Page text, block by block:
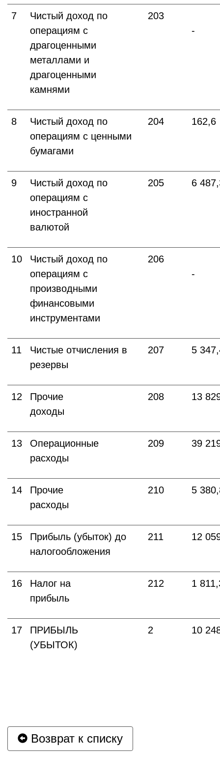
7
Чистый доход по
операциям с
драгоценными
металлами и
драгоценными
камнями
203
-
8
Чистый доход по
операциям с ценными
бумагами
204 162,6
9
Чистый доход по
операциям с
иностранной
валютой
205 6
10
Чистый доход по
операциям с
производными
финансовыми
инструментами
206
-
11
Чистые отчисления в
резервы
207 5
12
Прочие
доходы
208 13
13
Операционные
расходы
209 39
14
Прочие
расходы
210 5
15
Прибыль (убыток) до
налогообложения
211 12
16
Налог на
прибыль
212 1
17
ПРИБЫЛЬ
(УБЫТОК)
2 10
Возврат к списку